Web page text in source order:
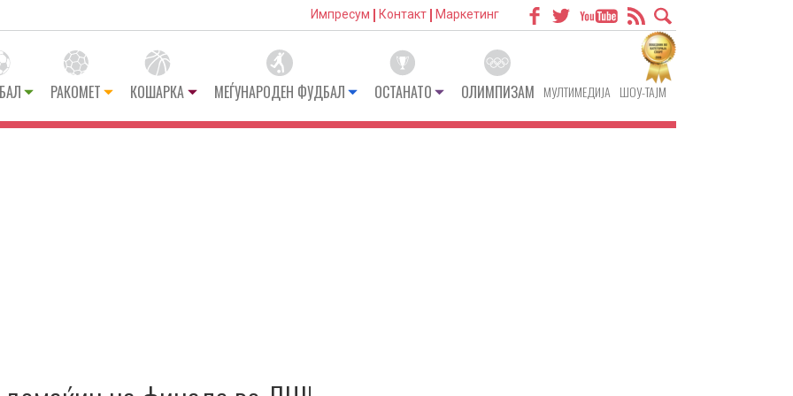
Импресум Контакт Маркетинг
РАКОМЕТ КОШАРКА МЕЃУНАРОДЕН ФУДБАЛ ОСТАНАТО ОЛИМПИЗАМ МУЛТИМЕДИЈА ШОУ-ТАЈМ